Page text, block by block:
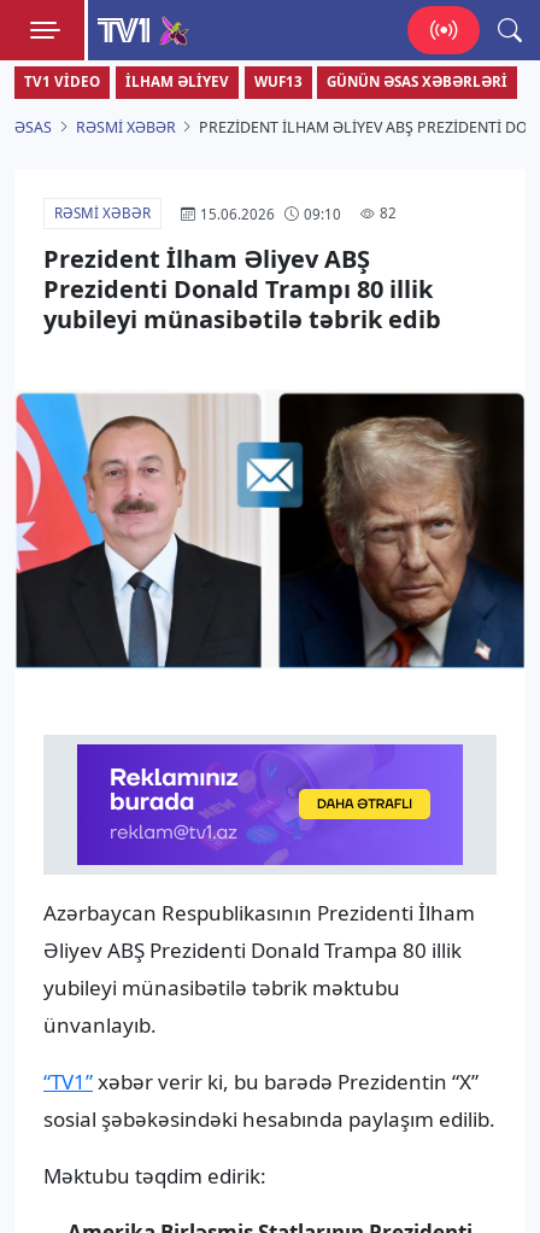
TV1
Zamanı bizimlə yaşa!
TV1 VIDEO İLHAM ƏLIYEV WUF13 GÜNÜN ƏSAS XƏBƏRLƏRI
ƏSAS RƏSMI XƏBƏR PREZIDENT İLHAM ƏLIYEV ABŞ PREZIDENTI
RƏSMI XƏBƏR 15.06.2026 09:10 82
Prezident İlham Əliyev ABŞ
Prezidenti Donald Trampı 80 illik
yubileyi münasibətilə təbrik edib
Azərbaycan Respublikasının Prezidenti İlham
Əliyev ABŞ Prezidenti Donald Trampa 80 illik
yubileyi münasibətilə təbrik məktubu
ünvanlayıb.
“TV1”xəbər verir ki, bu barədə Prezidentin “X”
sosial şəbəkəsindəki hesabında paylaşım edilib.
Məktubu təqdim edirik: